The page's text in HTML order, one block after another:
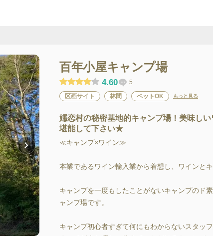
百年小屋キャンプ場
4.60
5
区画サイト
林間 ペットOK もっと見る
嬬恋村の秘密基地的キャンプ場！美味し
堪能して下さい★
≪キャンプ×ワイン≫
本業であるワイン輸入業から着想し、ワインと
キャンプを一度もしたことがないキャンプのド
ャンプ場です。
キャンプ初心者すぎて何にもわからないスタッ